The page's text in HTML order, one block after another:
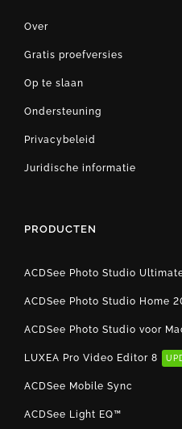
Over
Gratis proefversies
Op te slaan
Ondersteuning
Privacybeleid
Juridische informatie
PRODUCTEN
ACDSee Photo Studio
ACDSee Photo Studio Home
ACDSee Photo Studio voor
LUXEA Pro Video Editor 8
ACDSee Mobile Sync
ACDSee Light EQ™